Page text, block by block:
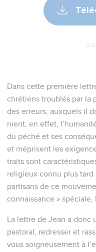
©
Dans cette première
chrétiens troublés par la
des erreurs, auxquels il
nient, en effet,
du péché et ses
et méprisent les
traits sont
religieux connu plus tard
partisans de ce
connaissance » spéciale,
La lettre de Jean a donc
pastoral, redresser et
vous soigneusement à